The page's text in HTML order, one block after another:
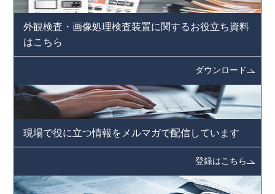
外観検査・画像処理検査装置に関するお役立ち資料
はこちら
ダウンロード
現場で役に立つ情報を メルマガで配信しています
登録はこちら